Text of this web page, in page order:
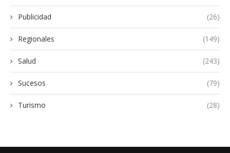
Publicidad (26)
Regionales (149)
Salud (243)
Sucesos (79)
Turismo (28)